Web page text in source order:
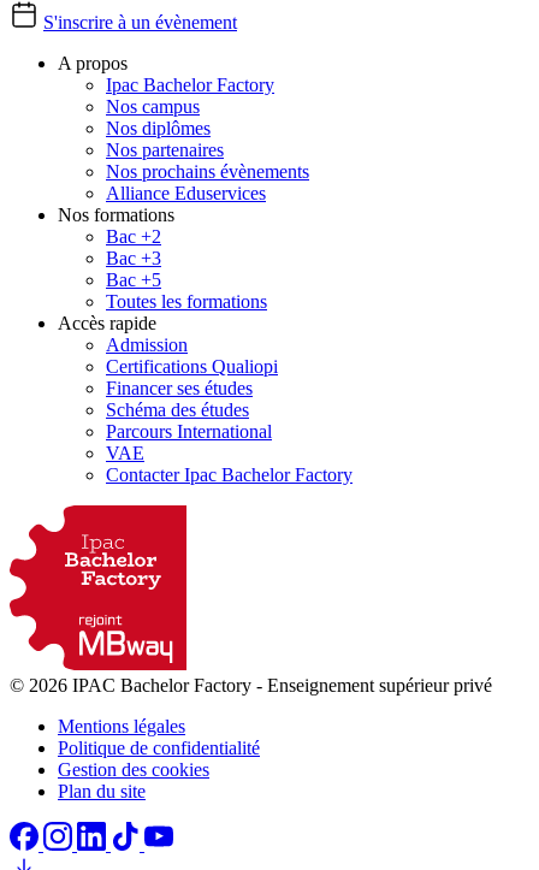
S'inscrire à un évènement
A propos
Ipac Bachelor Factory
Nos campus
Nos diplômes
Nos partenaires
Nos prochains évènements
Alliance Eduservices
Nos formations
Bac +2
Bac +3
Bac +5
Toutes les formations
Accès rapide
Admission
Certifications Qualiopi
Financer ses études
Schéma des études
Parcours International
VAE
Contacter Ipac Bachelor Factory
© 2026 IPAC Bachelor Factory - Enseignement supérieur privé
Mentions légales
Politique de confidentialité
Gestion des cookies
Plan du site